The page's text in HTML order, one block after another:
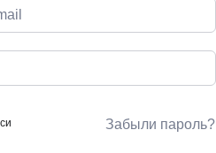
Забыли пароль?